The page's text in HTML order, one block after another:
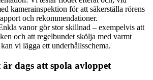
kamerainspektion för att säkerställa rörens
och rekommendationer.
vanor gör stor skillnad – exempelvis att
och att regelbundet skölja med varmt
vi lägga ett underhållsschema.
är dags att spola avloppet